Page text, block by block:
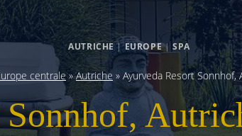
Europe du Nord
Europe centrale
Europe de l’Est
Balkans
Amérique centrale
Antilles et Caraïbes
Amérique du Sud
AUTRICHE|EUROPE|SPA
centrale»Autriche » Ayurveda Resort Sonnhof,